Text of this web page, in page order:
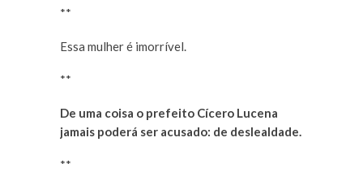
**
Essa mulher é imorrível.
**
De uma coisa o prefeito Cícero Lucena
jamais poderá ser acusado: de deslealdade.
**